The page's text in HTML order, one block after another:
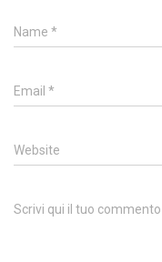
Name *
Email *
Website
Scrivi qui il tuo commento